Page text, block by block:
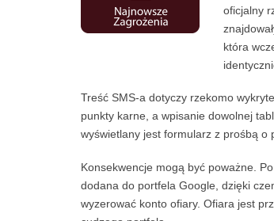
oficjalny
która
Treść SMS-a dotyczy rzekomo
punkty karne, a wpisanie dowolnej
wyświetlany jest formularz z prośbą o
Konsekwencje mogą być poważne.
dodana do portfela Google, dzięki
wyzerować konto ofiary. Ofiara jest